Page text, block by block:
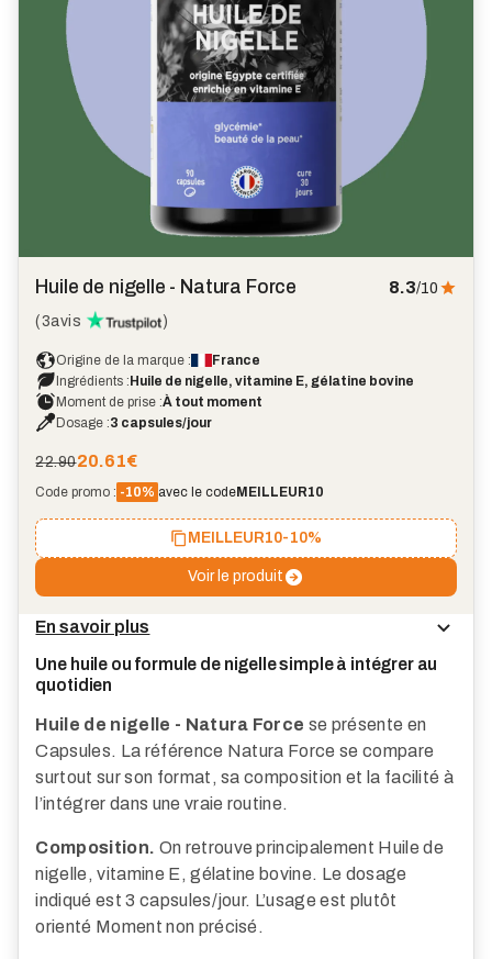
Huile de nigelle - Natura Force 8.3/10
(3avis )
Origine de la marque :
France
Ingrédients :Huile de nigelle, vitamine E, gélatine bovine
Moment de prise :À tout moment
Dosage :3 capsules/jour
22.9020.61€
Code promo : -10% avec le codeMEILLEUR10
MEILLEUR10-10%
Voir le produit
En savoir plus
Une huile ou formule de nigelle simple à intégrer au
quotidien
Huile de nigelle - Natura Force se présente en
Capsules. La référence Natura Force se compare
surtout sur son format, sa composition et la facilité à
l’intégrer dans une vraie routine.
Composition. On retrouve principalement Huile de
nigelle, vitamine E, gélatine bovine. Le dosage
indiqué est 3 capsules/jour. L’usage est plutôt
orienté Moment non précisé.